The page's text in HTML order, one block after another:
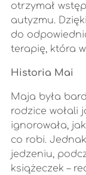
otrzymał
autyzmu.
do
terapię, która
Historia Mai
Maja była
rodzice wołali
ignorowała,
co robi.
jedzeniu,
książeczek –